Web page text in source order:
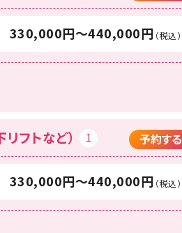
330,000円〜440,000円 （税込）
フトなど） 1 予約する
330,000円〜440,000円 （税込）